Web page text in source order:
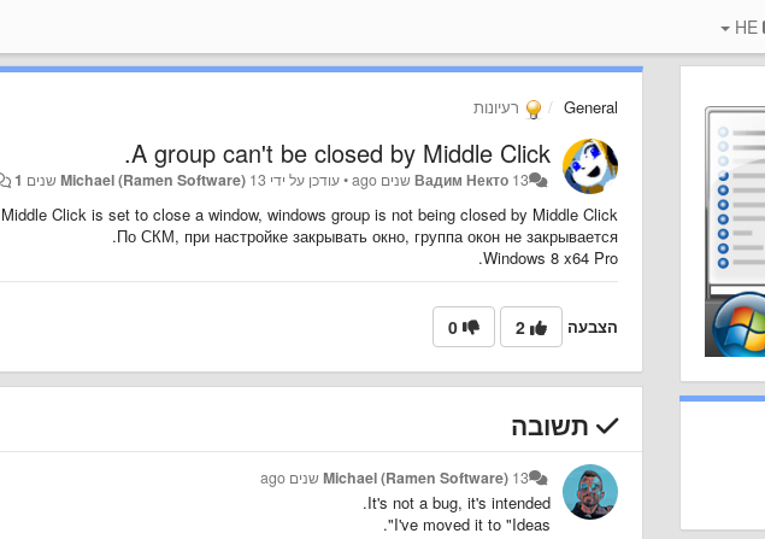
General רעיונות
A group can't be closed by Middle Click.
Вадим Некто 13 שנים ago •עודכן על ידי Michael (Ramen Software) 13 שנים ago 1
Click is set to close a window, windows group is not being closed by Middle Click.
По СКМ, при настройке закрывать окно, группа окон не закрывается.
Windows 8 x64 Pro.
הצבעה 2
0
תשובה
Michael (Ramen Software) 13 שנים ago
It's not a bug, it's intended.
I've moved it to "Ideas".